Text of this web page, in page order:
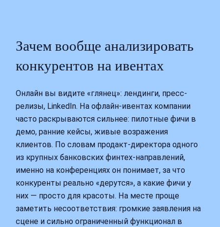
Зачем вообще анализировать
конкурентов на ивентах
Онлайн вы видите «глянец»: лендинги, пресс-
релизы, LinkedIn. На офлайн-ивентах компании
часто раскрываются сильнее: пилотные фичи в
демо, ранние кейсы, живые возражения
клиентов. По словам продакт-директора одного
из крупных банковских финтех-направлений,
именно на конференциях он понимает, за что
конкуренты реально «дерутся», а какие фичи у
них — просто для красоты. На месте проще
заметить несоответствия: громкие заявления на
сцене и сильно ограниченный функционал в